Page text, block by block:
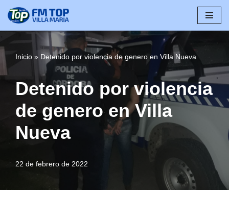
Inicio » Detenido por violencia de genero en Villa Nueva
Detenido por violencia
de genero en Villa
Nueva
22 de febrero de 2022